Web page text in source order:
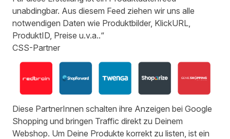
unabdingbar. Aus diesem Feed ziehen wir uns alle
notwendigen Daten wie Produktbilder, KlickURL,
ProduktID, Preise u.v.a..“
CSS-Partner
Diese PartnerInnen schalten ihre Anzeigen bei Google
Shopping und bringen Traffic direkt zu Deinem
Webshop. Um Deine Produkte korrekt zu listen, ist ein